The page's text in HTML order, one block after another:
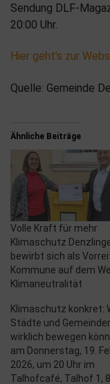
Sendung DLF-
20:00 Uhr.
Hier geht’s zur
Quelle: Gemeinde
Ähnliche Beiträge
Volle Kraft für mehr
Klimaschutz
bewirbt sich als
Kommune auf dem
Klimaneutralität
Klimaschutz konkret:
Städte und
wirklich bewegen
am Donnerstag, 19.
2026, um 20 Uhr im
Talhofcafé, Talhof 1,